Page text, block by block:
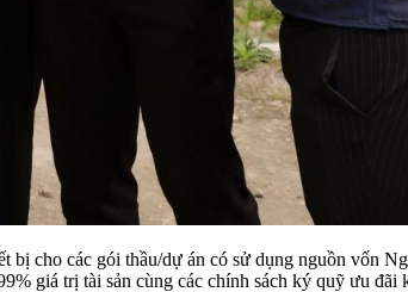
cho các gói thầu/dự án có sử dụng nguồn vốn
giá trị tài sản cùng các chính sách ký quỹ ưu đãi